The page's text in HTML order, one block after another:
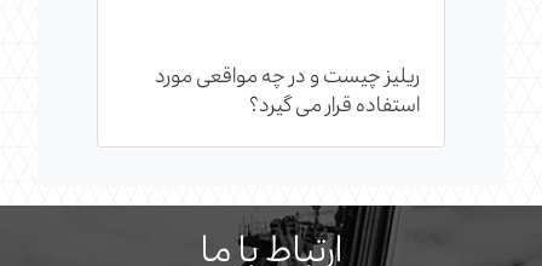
ریلیز چیست و در چه مواقعی مورد
استفاده قرار می گیرد؟
ارتباط با ما